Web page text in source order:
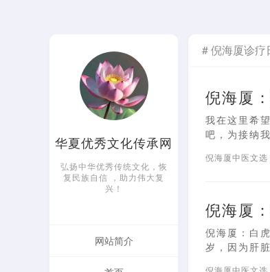
华夏优秀文化传承网
弘扬中华优秀传统文化，恢
复民族自信 ，助力伟大复
兴！
网站简介
# 倪海厦诊疗
倪海厦
我在这里希
吧，为接纳
倪海厦中医文
倪海厦
倪海厦：白
岁，因为肝
倪海厦中医文